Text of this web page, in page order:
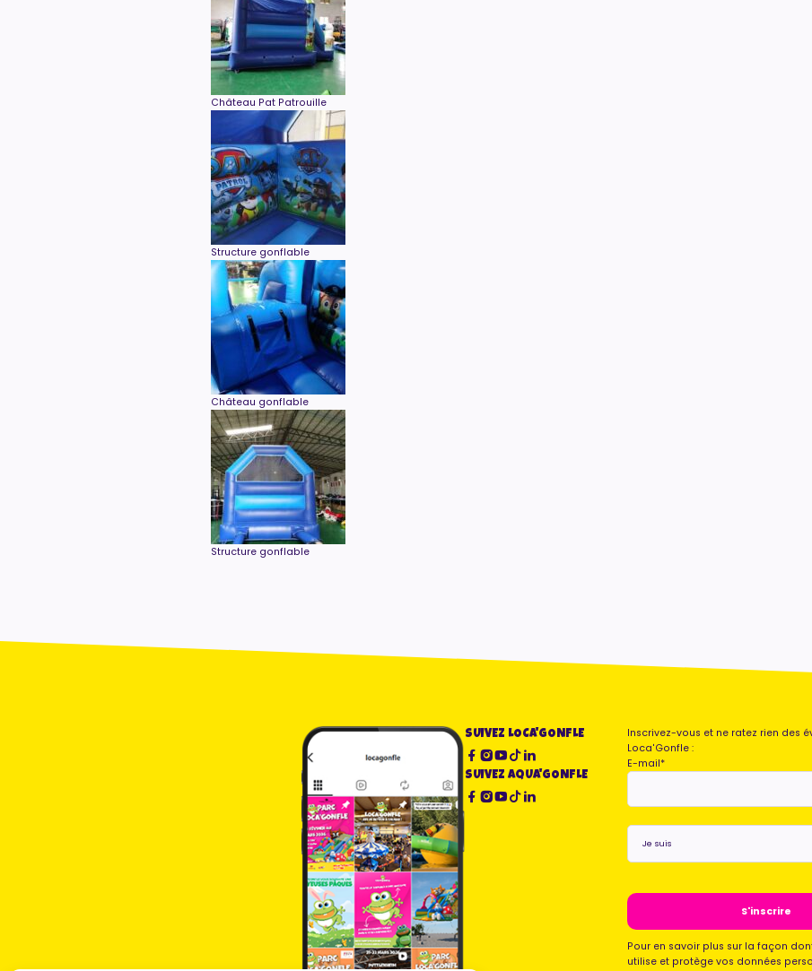
Château Pat Patrouille
Structure gonflable
Château gonflable
Structure gonflable
SUIVEZ LOCA'GONFLE
SUIVEZ AQUA'GONFLE
Inscrivez-vous et ne ratez rien des
Loca'Gonfle :
E-mail*
Je
suis*
Pour en savoir plus sur la façon
utilise et protège vos données